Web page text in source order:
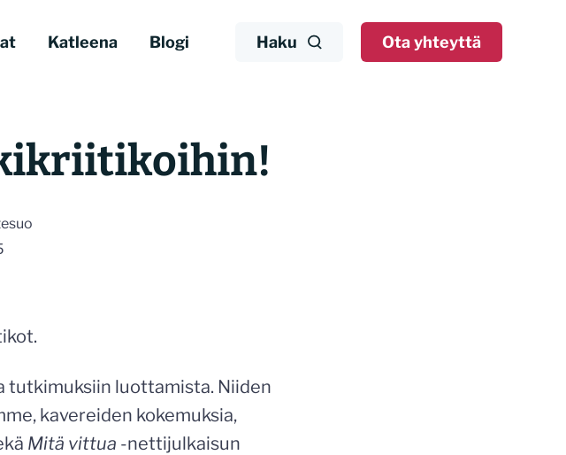
Katleena Blogi Haku Ota yhteyttä
tutkimuksiin luottamista. Niiden
kavereiden kokemuksia,
Mitä vittua -nettijulkaisun